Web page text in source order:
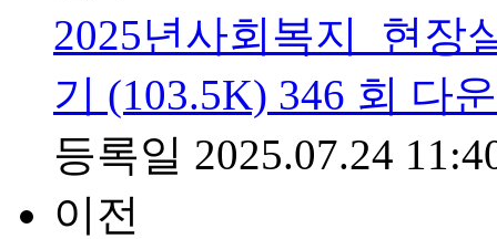
2025년사회복지_현장
기 (103.5K) 346 회 다
등록일 2025.07.24
이전